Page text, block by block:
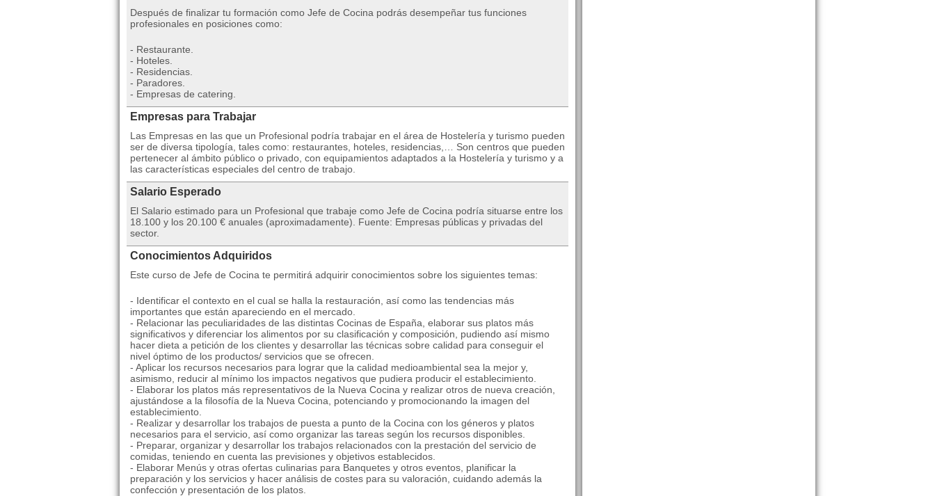
Después de finalizar tu formación como Jefe de Cocina podrás desempeñar tus funciones
profesionales en posiciones como:
- Restaurante.
- Hoteles.
- Residencias.
- Paradores.
- Empresas de catering.
Empresas para Trabajar
Las Empresas en las que un Profesional podría trabajar en el área de Hostelería y turismo pueden
ser de diversa tipología, tales como: restaurantes, hoteles, residencias,… Son centros que pueden
pertenecer al ámbito público o privado, con equipamientos adaptados a la Hostelería y turismo y a
las características especiales del centro de trabajo.
Salario Esperado
El Salario estimado para un Profesional que trabaje como Jefe de Cocina podría situarse entre los
18.100 y los 20.100 € anuales (aproximadamente). Fuente: Empresas públicas y privadas del
sector.
Conocimientos Adquiridos
Este curso de Jefe de Cocina te permitirá adquirir conocimientos sobre los siguientes temas:
- Identificar el contexto en el cual se halla la restauración, así como las tendencias más
importantes que están apareciendo en el mercado.
- Relacionar las peculiaridades de las distintas Cocinas de España, elaborar sus platos más
significativos y diferenciar los alimentos por su clasificación y composición, pudiendo así mismo
hacer dieta a petición de los clientes y desarrollar las técnicas sobre calidad para conseguir el
nivel óptimo de los productos/ servicios que se ofrecen.
- Aplicar los recursos necesarios para lograr que la calidad medioambiental sea la mejor y,
asimismo, reducir al mínimo los impactos negativos que pudiera producir el establecimiento.
- Elaborar los platos más representativos de la Nueva Cocina y realizar otros de nueva creación,
ajustándose a la filosofía de la Nueva Cocina, potenciando y promocionando la imagen del
establecimiento.
- Realizar y desarrollar los trabajos de puesta a punto de la Cocina con los géneros y platos
necesarios para el servicio, así como organizar las tareas según los recursos disponibles.
- Preparar, organizar y desarrollar los trabajos relacionados con la prestación del servicio de
comidas, teniendo en cuenta las previsiones y objetivos establecidos.
- Elaborar Menús y otras ofertas culinarias para Banquetes y otros eventos, planificar la
preparación y los servicios y hacer análisis de costes para su valoración, cuidando además la
confección y presentación de los platos.